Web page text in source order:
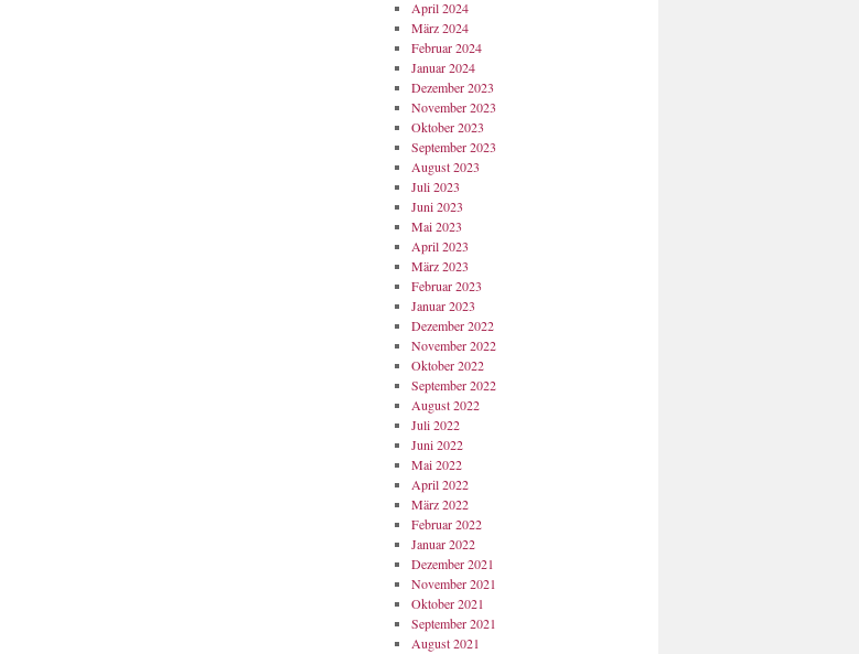
April 2024
März 2024
Februar 2024
Januar 2024
Dezember 2023
November 2023
Oktober 2023
September 2023
August 2023
Juli 2023
Juni 2023
Mai 2023
April 2023
März 2023
Februar 2023
Januar 2023
Dezember 2022
November 2022
Oktober 2022
September 2022
August 2022
Juli 2022
Juni 2022
Mai 2022
April 2022
März 2022
Februar 2022
Januar 2022
Dezember 2021
November 2021
Oktober 2021
September 2021
August 2021